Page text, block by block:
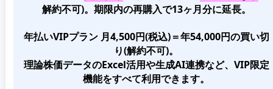
解約不可)。期限内の再購入で13ヶ月分に延長。
年払いVIPプラン 月4,500円(税込)＝年54,000円の買い切
り(解約不可)。
理論株価データのExcel活用や生成AI連携など、VIP限定
機能をすべて利用できます。